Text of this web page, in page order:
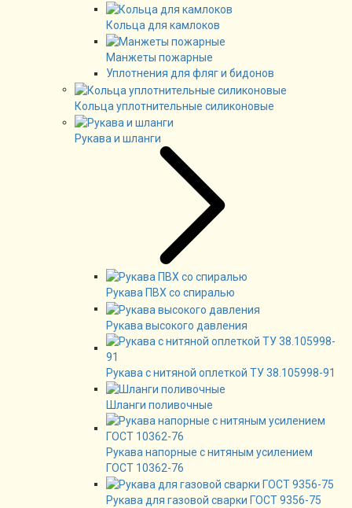
Кольца для камлоков
Манжеты пожарные
Уплотнения для фляг и бидонов
Кольца уплотнительные силиконовые
Рукава и шланги
Рукава ПВХ со спиралью
Рукава высокого давления
Рукава с нитяной оплеткой ТУ 38.105998-91
Шланги поливочные
Рукава напорные с нитяным усилением
ГОСТ 10362-76
Рукава для газовой сварки ГОСТ 9356-75